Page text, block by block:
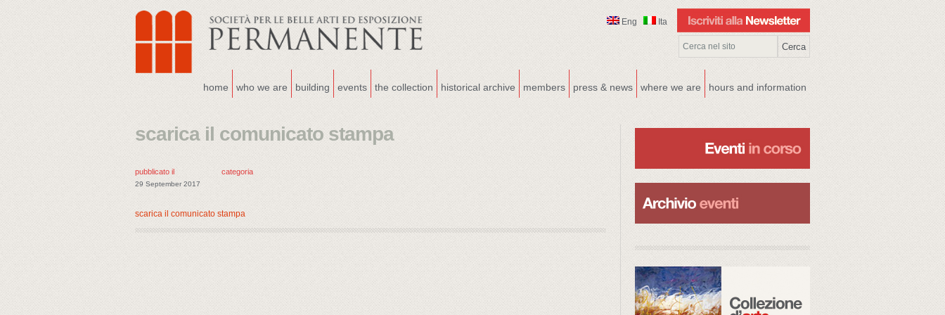
Eng Ita
home who we are building events the collection historical archive members press & news where we are hours and information
scarica il comunicato stampa
pubblicato il
29 September 2017
categoria
scarica il comunicato stampa